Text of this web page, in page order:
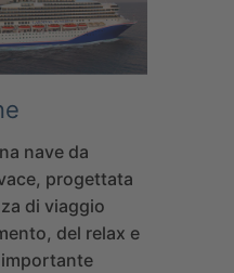
nave da
progettata
di viaggio
del relax e